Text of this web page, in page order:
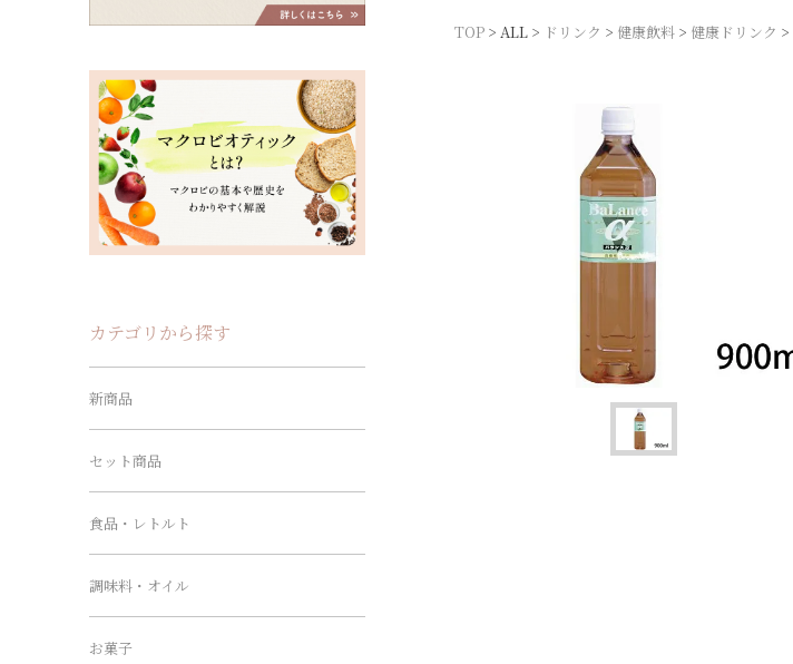
TOP ALL ドリンク 健康飲料 健康ドリンク
カテゴリから探す
新商品
セット商品
食品・レトルト
調味料・オイル
お菓子